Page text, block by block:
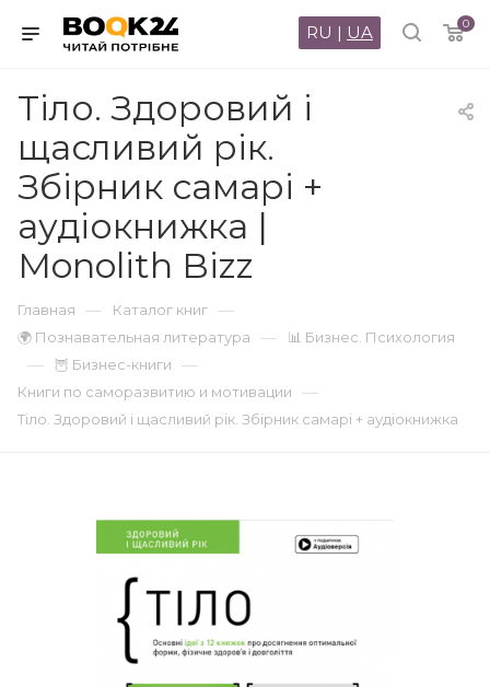
0
RU | UA
Тіло. Здоровий і
щасливий рік.
Збірник самарі +
аудіокнижка |
Monolith Bizz
Главная — Каталог книг —
🌍 Познавательная литература — 📊 Бизнес. Психология
— 🦉 Бизнес-книги —
Книги по саморазвитию и мотивации —
Тіло. Здоровий і щасливий рік. Збірник самарі + аудіокнижка